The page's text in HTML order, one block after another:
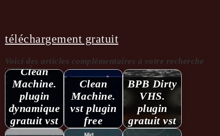
téléchargement gratuit
Voici des articles complémentaires à votre recherche
...........:Clean
Machine.
plugin
dynamique
gratuit vst
Clean
Machine.
vst plugin
free
BPB Dirty
VHS.
plugin
gratuit vst